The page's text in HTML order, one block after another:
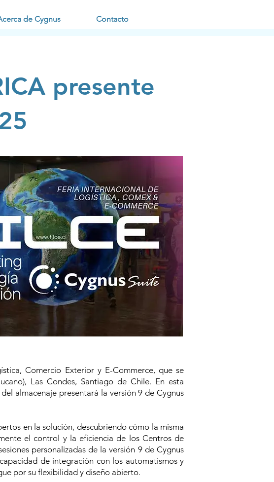
de Cygnus Contacto
presente
Comercio Exterior y E-Commerce, que se
Las Condes, Santiago de Chile. En esta
almacenaje presentará la versión 9 de Cygnus
en la solución, descubriendo cómo la misma
el control y la eficiencia de los Centros de
personalizadas de la versión 9 de Cygnus
de integración con los automatismos y
por su flexibilidad y diseño abierto.